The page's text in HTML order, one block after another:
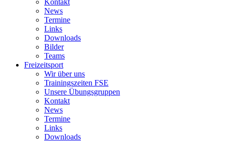
News
Termine
Links
Downloads
Bilder
Teams
Freizeitsport
Wir über uns
Trainingszeiten FSE
Unsere Übungsgruppen
Kontakt
News
Termine
Links
Downloads